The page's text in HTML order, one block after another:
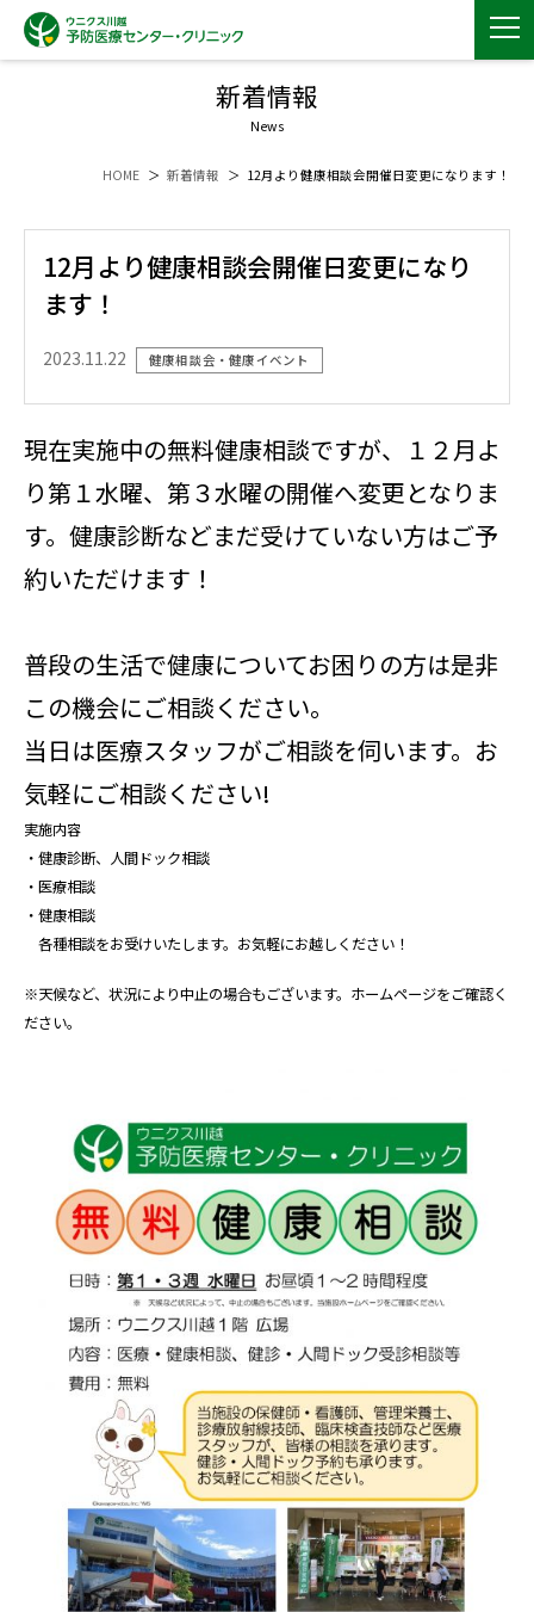
新着情報
News
HOME 新着情報 12月より健康相談会開催日変更になります！
12月より健康相談会開催日変更になり
ます！
2023.11.22 健康相談会・健康イベント
現在実施中の無料健康相談ですが、１２月よ
り第１水曜、第３水曜の開催へ変更となりま
す。健康診断などまだ受けていない方はご予
約いただけます！
普段の生活で健康についてお困りの方は是非
この機会にご相談ください。
当日は医療スタッフがご相談を伺います。お
気軽にご相談ください!
実施内容
・健康診断、人間ドック相談
・医療相談
・健康相談
各種相談をお受けいたします。お気軽にお越しください！
※天候など、状況により中止の場合もございます。ホームページをご確認く
ださい。